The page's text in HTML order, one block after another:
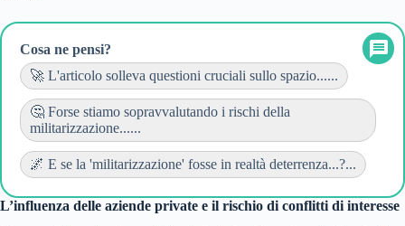
Cosa ne pensi?
🚀 L'articolo solleva questioni cruciali sullo spazio......
🤔 Forse stiamo sopravvalutando i rischi della
militarizzazione......
🌌 E se la 'militarizzazione' fosse in realtà deterrenza...?...
L’influenza delle aziende private e il rischio di conflitti di interesse